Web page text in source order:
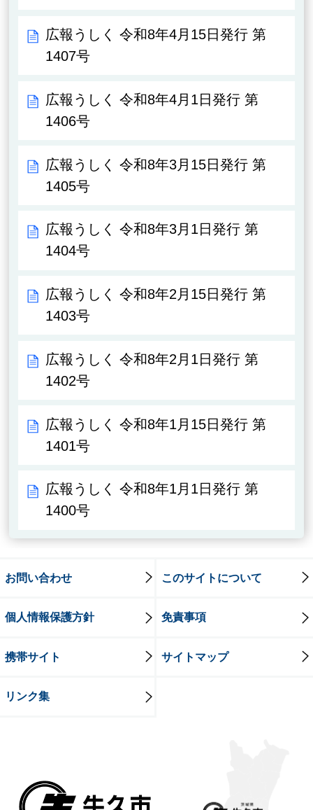
広報うしく 令和8年4月15日発行 第
1407号
広報うしく 令和8年4月1日発行 第
1406号
広報うしく 令和8年3月15日発行 第
1405号
広報うしく 令和8年3月1日発行 第
1404号
広報うしく 令和8年2月15日発行 第
1403号
広報うしく 令和8年2月1日発行 第
1402号
広報うしく 令和8年1月15日発行 第
1401号
広報うしく 令和8年1月1日発行 第
1400号
お問い合わせ このサイトについて
個人情報保護方針 免責事項
携帯サイト サイトマップ
リンク集